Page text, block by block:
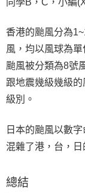
同學B，C，小編
香港的颱風分為
風，均以風球為
颱風被分類為8號
跟地震幾級幾級
級別。
日本的颱風以數
混雜了港，台，日
總結